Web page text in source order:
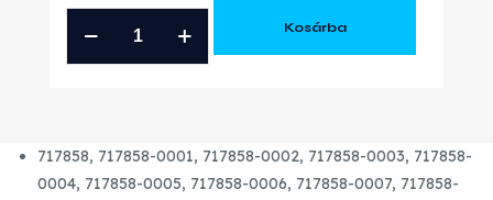
PD
TDI
Kosárba
717858, 717858-0001, 717858-0002, 717858-0003, 717858-
0004, 717858-0005, 717858-0006, 717858-0007, 717858-